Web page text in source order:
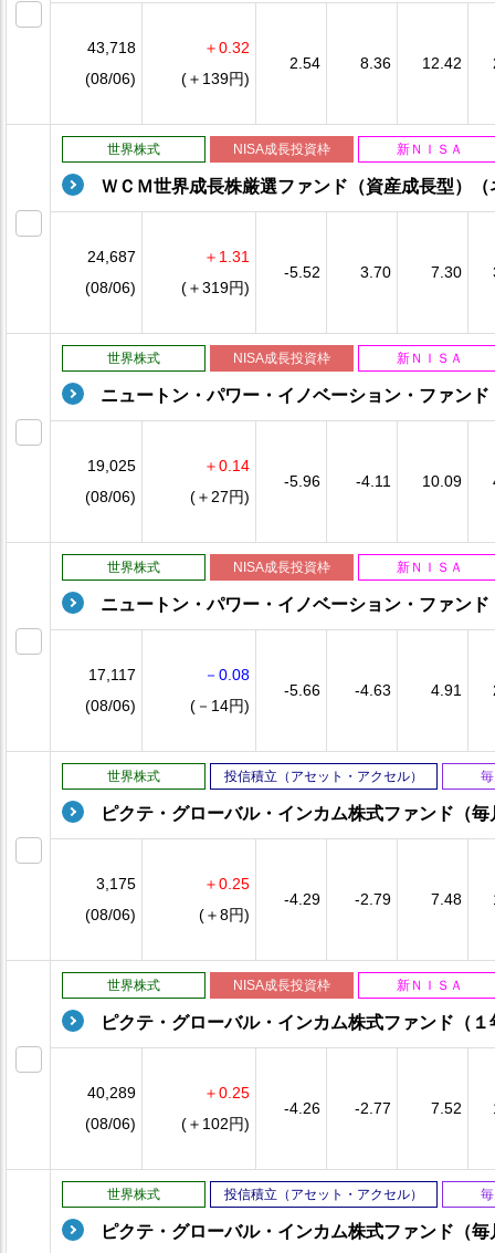
43,718
(08/06)
＋0.32
(＋139円)
2.54 8.36 12.42
世界株式 NISA成長投資枠 新ＮＩＳＡ
ＷＣＭ世界成長株厳選ファンド（資産成長型）
24,687
(08/06)
＋1.31
(＋319円)
-5.52 3.70 7.30
世界株式 NISA成長投資枠 新ＮＩＳＡ
ニュートン・パワー・イノベーション・ファン
19,025
(08/06)
＋0.14
(＋27円)
-5.96 -4.11 10.09
世界株式 NISA成長投資枠 新ＮＩＳＡ
ニュートン・パワー・イノベーション・ファン
17,117
(08/06)
－0.08
(－14円)
-5.66 -4.63 4.91
世界株式 投信積立（アセット・アクセル）
ピクテ・グローバル・インカム株式ファンド（
3,175
(08/06)
＋0.25
(＋8円)
-4.29 -2.79 7.48
世界株式 NISA成長投資枠 新ＮＩＳＡ
ピクテ・グローバル・インカム株式ファンド（
40,289
(08/06)
＋0.25
(＋102円)
-4.26 -2.77 7.52
世界株式 投信積立（アセット・アクセル）
ピクテ・グローバル・インカム株式ファンド（